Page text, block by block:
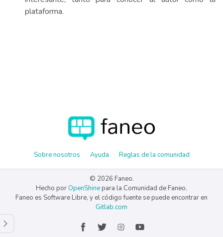
plataforma.
Sobre nosotros Ayuda Reglas de la comunidad
© 2026 Faneo.
Hecho por OpenShine para la Comunidad de Faneo.
Faneo es Software Libre, y el código fuente se puede encontrar en
Gitlab.com